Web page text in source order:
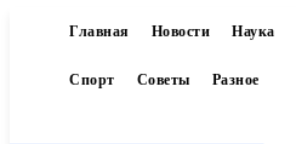
Главная Новости Наука
Спорт Советы Разное